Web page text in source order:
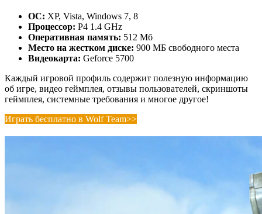
ОС: XP, Vista, Windows 7, 8
Процессор: P4 1.4 GHz
Оперативная память: 512 Мб
Место на жестком диске: 900 МБ свободного места
Видеокарта: Geforce 5700
Каждый игровой профиль содержит полезную информацию
об игре, видео геймплея, отзывы пользователей, скриншоты
геймплея, системные требования и многое другое!
Играть бесплатно в Wolf Team>>